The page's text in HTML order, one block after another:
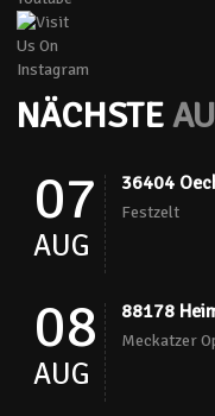
NÄCHSTE
07
AUG
36404
Festzelt
08
AUG
88178
Meckatzer